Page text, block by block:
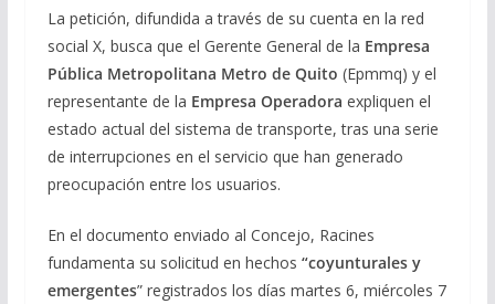
La petición, difundida a través de su cuenta en la red
social X, busca que el Gerente General de la Empresa
Pública Metropolitana Metro de Quito (Epmmq) y el
representante de la Empresa Operadora expliquen el
estado actual del sistema de transporte, tras una serie
de interrupciones en el servicio que han generado
preocupación entre los usuarios.
En el documento enviado al Concejo, Racines
fundamenta su solicitud en hechos “coyunturales y
emergentes” registrados los días martes 6, miércoles 7